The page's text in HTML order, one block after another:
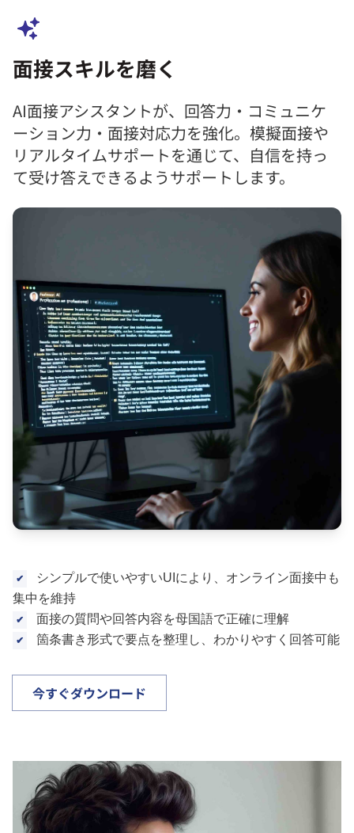
面接スキルを磨く
AI面接アシスタントが、回答力・コミュニケ
ーション力・面接対応力を強化。模擬面接や
リアルタイムサポートを通じて、自信を持っ
て受け答えできるようサポートします。
シンプルで使いやすいUIにより、オンライン面接中も
集中を維持
面接の質問や回答内容を母国語で正確に理解
箇条書き形式で要点を整理し、わかりやすく回答可能
今すぐダウンロード